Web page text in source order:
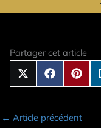
Partager cet article
← Article précédent